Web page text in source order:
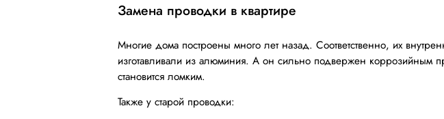
Замена проводки в квартире
Многие дома построены много лет назад. Соответственно, их
изготавливали из алюминия. А он сильно подвержен коррозийным
становится ломким.
Также у старой проводки: